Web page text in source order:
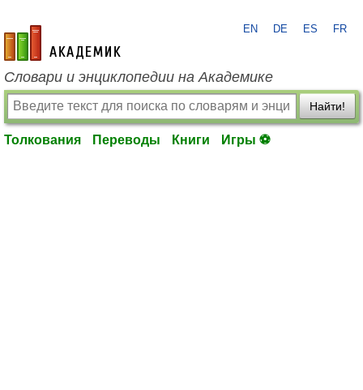
academic.ru
EN DE ES FR
Словари и энциклопедии на Академике
Найти!
Толкования Переводы Книги Игры ⚽